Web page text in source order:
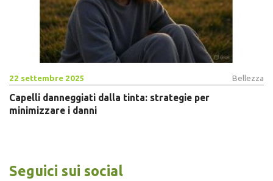
22 settembre 2025 Bellezza
Capelli danneggiati dalla tinta: strategie per
minimizzare i danni
Seguici sui social